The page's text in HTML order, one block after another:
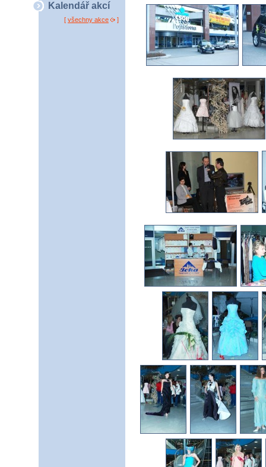
Kalendář akcí
[ všechny akce ]